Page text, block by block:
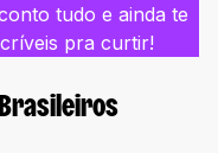
tudo e ainda te
pra curtir!